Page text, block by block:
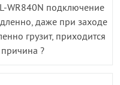
WR840N подключение
даже при заходе
грузит, приходится
?